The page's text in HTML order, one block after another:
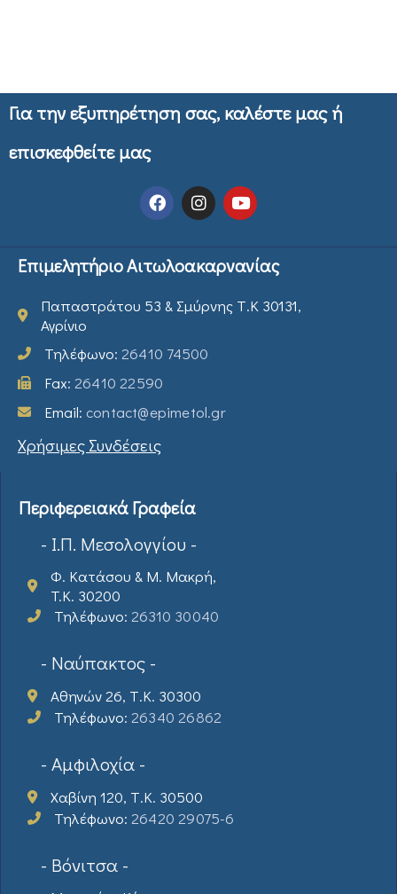
Για την εξυπηρέτηση σας, καλέστε μας ή
επισκεφθείτε μας
Επιμελητήριο Αιτωλοακαρνανίας
Παπαστράτου 53 & Σμύρνης Τ.Κ 30131,
Αγρίνιο
Τηλέφωνο: 26410 74500
Fax: 26410 22590
Email: contact@epimetol.gr
Χρήσιμες Συνδέσεις
Περιφερειακά Γραφεία
- Ι.Π. Μεσολογγίου -
Φ. Κατάσου & Μ. Μακρή,
T.K. 30200
Τηλέφωνο: 26310 30040
- Ναύπακτος -
Αθηνών 26, Τ.Κ. 30300
Τηλέφωνο: 26340 26862
- Αμφιλοχία -
Χαβίνη 120, Τ.Κ. 30500
Τηλέφωνο: 26420 29075-6
- Βόνιτσα -